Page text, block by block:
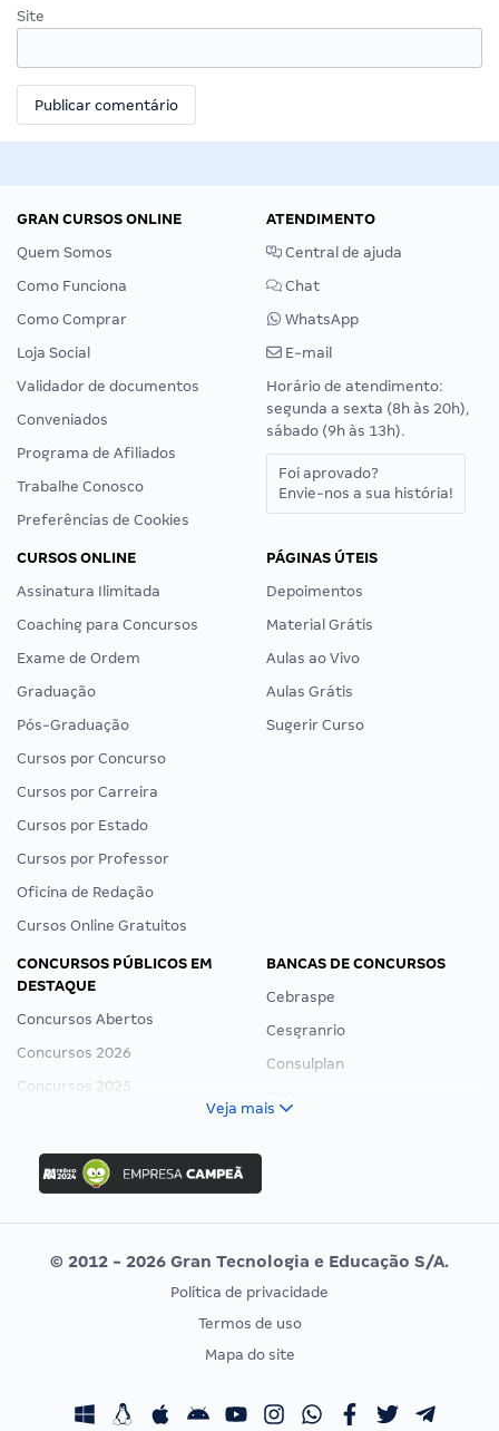
Site
GRAN CURSOS ONLINE
Quem Somos
Como Funciona
Como Comprar
Loja Social
Validador de documentos
Conveniados
Programa de Afiliados
Trabalhe Conosco
Preferências de Cookies
ATENDIMENTO
Central de ajuda
Chat
WhatsApp
E-mail
Horário de atendimento:
segunda a sexta (8h às 20h),
sábado (9h às 13h).
Foi aprovado?
Envie-nos a sua história!
CURSOS ONLINE
Assinatura Ilimitada
Coaching para Concursos
Exame de Ordem
Graduação
Pós-Graduação
Cursos por Concurso
Cursos por Carreira
Cursos por Estado
Cursos por Professor
Oficina de Redação
Cursos Online Gratuitos
PÁGINAS ÚTEIS
Depoimentos
Material Grátis
Aulas ao Vivo
Aulas Grátis
Sugerir Curso
CONCURSOS PÚBLICOS EM
DESTAQUE
Concursos Abertos
Concursos 2026
Concursos 2025
Concurso Ibama
Concurso MPU
Editais publicados
BANCAS DE CONCURSOS
Cebraspe
Cesgranrio
Consulplan
Vunesp
CONCURSOS POR PROFISSÃO
Concursos Fiscais
EXAME DE ORDEM
Calendário OAB
Veja mais
© 2012 - 2026 Gran Tecnologia e Educação S/A.
Política de privacidade
Termos de uso
Mapa do site